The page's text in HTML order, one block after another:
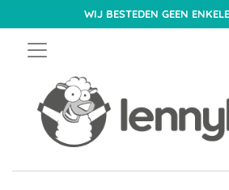
WIJ BESTEDEN GEEN